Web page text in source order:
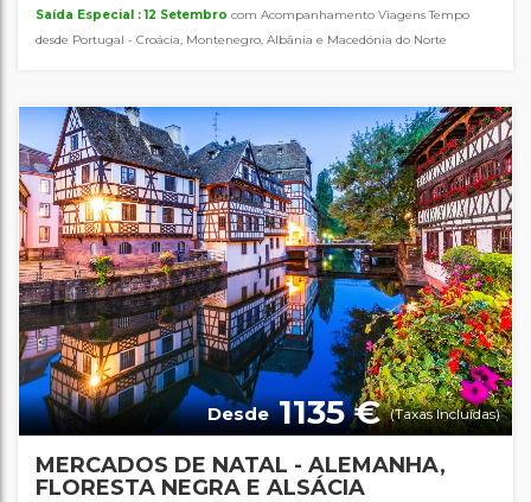
Saída Especial : 12 Setembro com Acompanhamento Viagens Tempo
desde Portugal - Croácia, Montenegro, Albânia e Macedónia do Norte
Desde1135 €(Taxas Incluídas)
MERCADOS DE NATAL - ALEMANHA,
FLORESTA NEGRA E ALSÁCIA